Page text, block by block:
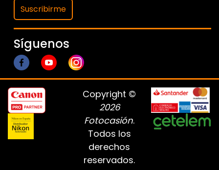
Suscribirme
Síguenos
Copyright ©
2026
Fotocasión.
Todos los
derechos
reservados.